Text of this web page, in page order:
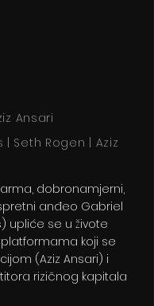
Ansari
| Seth Rogen | Aziz
dobronamjerni,
anđeo Gabriel
upliće se u živote
koji se
(Aziz Ansari) i
rizičnog kapitala